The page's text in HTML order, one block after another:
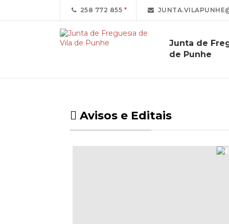
258 772 855
Junta de
de Punhe
Avisos e Editais